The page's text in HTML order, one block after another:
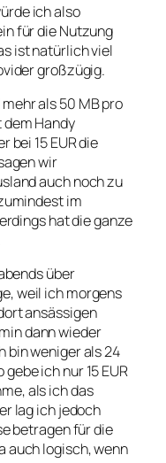
ich also
für die Nutzung
ist natürlich viel
großzügig.
als 50 MB pro
Handy
bei 15 EUR die
wir
auch noch zu
im
hat die ganze
über
weil ich morgens
ansässigen
dann wieder
bin weniger als 24
ich nur 15 EUR
als ich das
lag ich jedoch
betragen für die
auch logisch, wenn